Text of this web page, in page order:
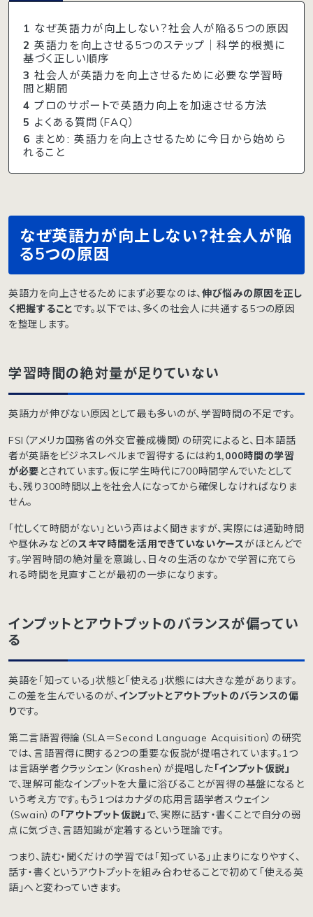
1 なぜ英語力が向上しない？社会人が陥る5つの原因
2 英語力を向上させる5つのステップ｜科学的根拠に
基づく正しい順序
3 社会人が英語力を向上させるために必要な学習時
間と期間
4 プロのサポートで英語力向上を加速させる方法
5 よくある質問（FAQ）
6 まとめ: 英語力を向上させるために今日から始めら
れること
なぜ英語力が向上しない？社会人が陥
る5つの原因
英語力を向上させるためにまず必要なのは、 伸び悩みの原因を正し
く把握することです。以下では、多くの社会人に共通する5つの原因
を整理します。
学習時間の絶対量が足りていない
英語力が伸びない原因として最も多いのが、学習時間の不足です。
FSI（アメリカ国務省の外交官養成機関）の研究によると、日本語話
者が英語をビジネスレベルまで習得するには約1,000時間の学習
が必要 とされています。仮に学生時代に700時間学んでいたとして
も、残り300時間以上を社会人になってから確保しなければなりま
せん。
「忙しくて時間がない」という声はよく聞きますが、実際には通勤時間
や昼休みなどのスキマ時間を活用できていないケースがほとんどで
す。学習時間の絶対量を意識し、日々の生活のなかで学習に充てら
れる時間を見直すことが最初の一歩になります。
インプットとアウトプットのバランスが偏ってい
る
英語を「知っている」状態と「使える」状態には大きな差があります。
この差を生んでいるのが、 インプットとアウトプットのバランスの偏
りです。
第二言語習得論（SLA＝Second Language Acquisition）の研究
では、言語習得に関する2つの重要な仮説が提唱されています。1つ
は言語学者クラッシェン（Krashen）が提唱した「インプット仮説」
で、理解可能なインプットを大量に浴びることが習得の基盤になると
いう考え方です。もう1つはカナダの応用言語学者スウェイン
（Swain）の 「アウトプット仮説」 で、実際に話す・書くことで自分の弱
点に気づき、言語知識が定着するという理論です。
つまり、読む・聞くだけの学習では「知っている」止まりになりやすく、
話す・書くというアウトプットを組み合わせることで初めて「使える英
語」へと変わっていきます。